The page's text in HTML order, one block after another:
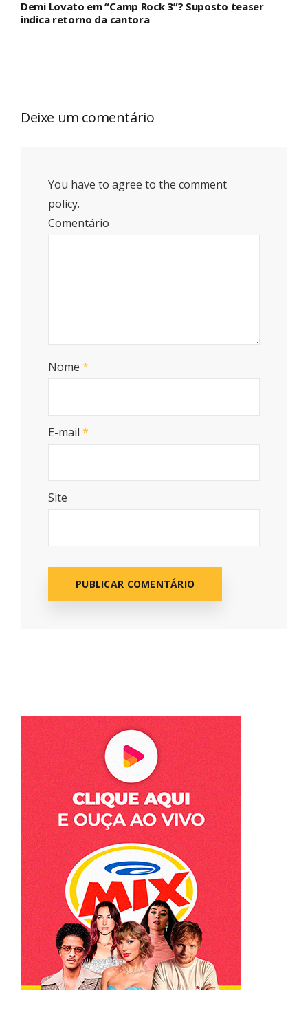
Demi Lovato em “Camp Rock 3”? Suposto teaser
indica retorno da cantora
Deixe um comentário
You have to agree to the comment
policy.
Comentário
Nome *
E-mail *
Site